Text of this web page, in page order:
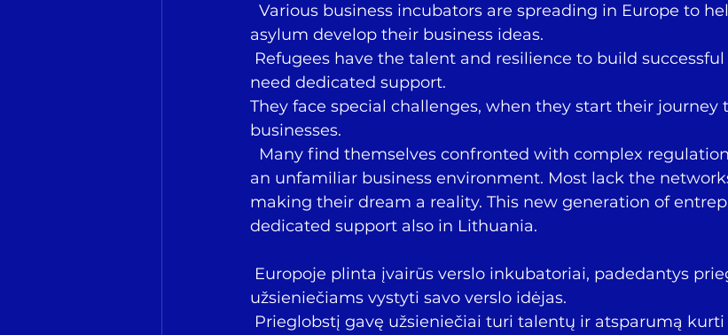
asylum develop their business ideas.
need dedicated support.
They face special challenges, when they start their journey
businesses.
an unfamiliar business environment. Most lack the
making their dream a reality. This new generation of
dedicated support also in Lithuania.
užsieniečiams vystyti savo verslo idėjas.